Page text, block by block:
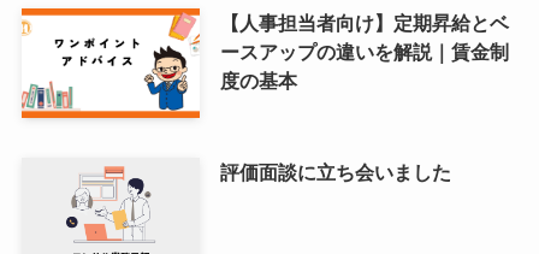
【人事担当者向け】定期昇給とベ
ースアップの違いを解説｜賃金制
度の基本
評価面談に立ち会いました